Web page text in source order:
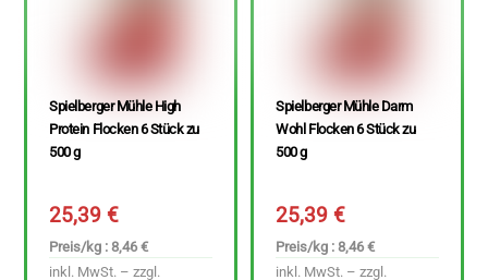
Spielberger Mühle High
Protein Flocken 6 Stück zu
500 g
25,39€
Preis/kg : 8,46 €
inkl. MwSt. – zzgl.
Spielberger Mühle Darm
Wohl Flocken 6 Stück zu
500 g
25,39€
Preis/kg : 8,46 €
inkl. MwSt. – zzgl.